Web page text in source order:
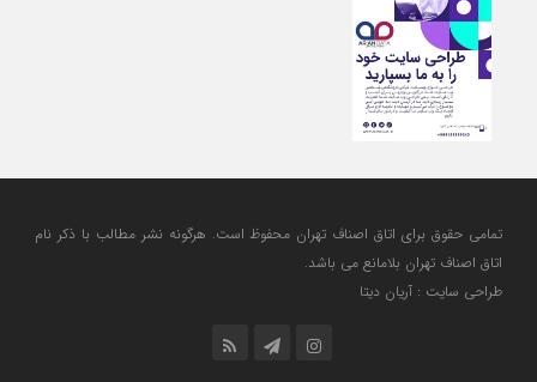
5 روز قبل
مشکلات صنف تأمین مواد اولیه باکیفیت و نوسازی تجهیزات و
آموزش‌های تخصصی و فنی است
تعامل مالیاتی با اصناف برای رفع چالش‌های اجرایی
تمامی حقوق برای اتاق اصناف تهران محفوظ است. هرگونه نشر مطالب با ذكر نام
اتاق اصناف تهران بلامانع مي باشد.
طراحی سایت : آریان دیتا